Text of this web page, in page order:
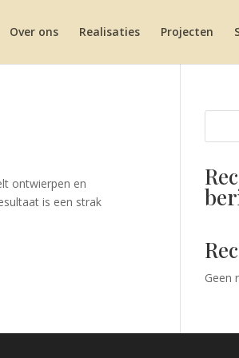
Over ons Realisaties Projecten
ontwierpen en
is een strak
Geen